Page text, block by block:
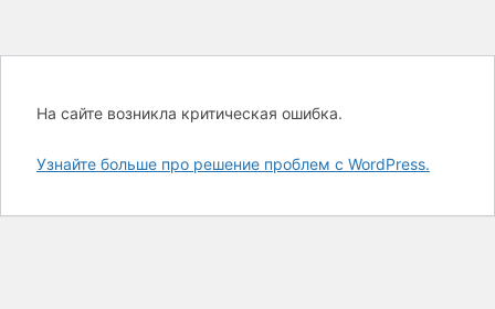
На сайте возникла критическая ошибка.
Узнайте больше про решение проблем с WordPress.